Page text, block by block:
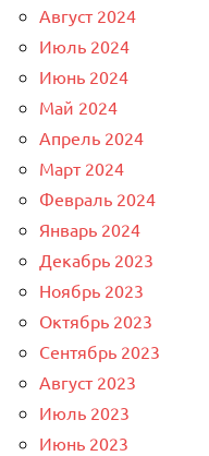
Август 2024
Июль 2024
Июнь 2024
Май 2024
Апрель 2024
Март 2024
Февраль 2024
Январь 2024
Декабрь 2023
Ноябрь 2023
Октябрь 2023
Сентябрь 2023
Август 2023
Июль 2023
Июнь 2023